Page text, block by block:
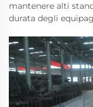
mantenere alti
durata degli